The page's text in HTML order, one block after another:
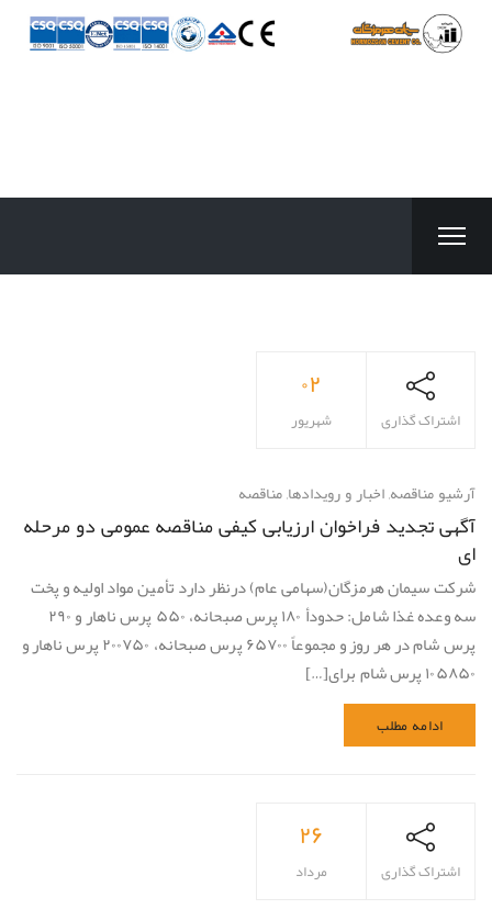
۰۲
شهریور اشتراک گذاری
آرشیو مناقصه اخبار و رویدادها مناقصه
آگهی تجدید فراخوان ارزیابی کیفی مناقصه عمومی دو مرحله
ای
شرکت سیمان هرمزگان(سهامی عام) درنظر دارد تأمین مواد اولیه و پخت
سه وعده غذا شامل: حدودأ ۱۸۰ پرس صبحانه، ۵۵۰ پرس ناهار و ۲۹۰
پرس شام در هر روز و مجموعاً ۶۵۷۰۰ پرس صبحانه، ۲۰۰۷۵۰ پرس ناهار و
۱۰۵۸۵۰ پرس شام برای[…]
ادامه مطلب
۲۶
مرداد اشتراک گذاری